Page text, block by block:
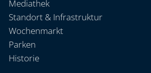
Mediathek
Standort & Infrastruktur
Wochenmarkt
Parken
Historie